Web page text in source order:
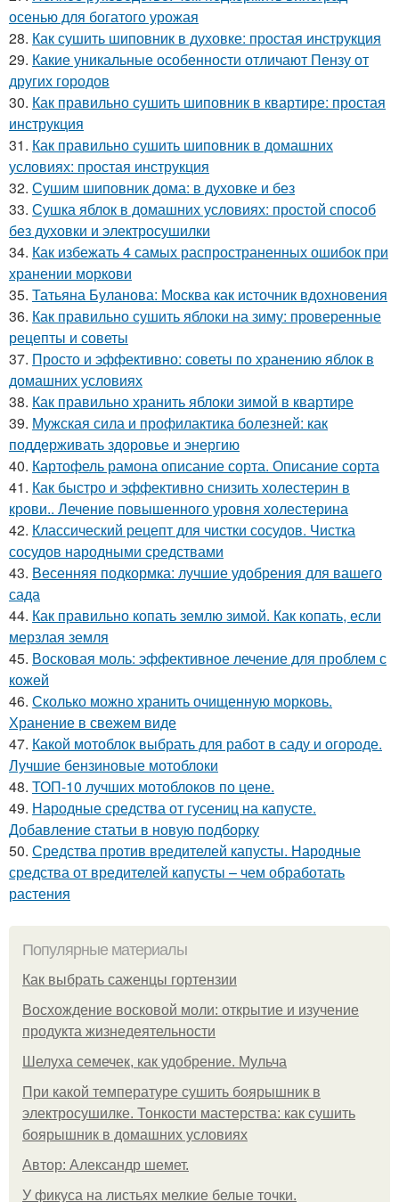
осенью для богатого урожая
28. Как сушить шиповник в духовке: простая инструкция
29. Какие уникальные особенности отличают Пензу от
других городов
30. Как правильно сушить шиповник в квартире: простая
инструкция
31. Как правильно сушить шиповник в домашних
условиях: простая инструкция
32. Сушим шиповник дома: в духовке и без
33. Сушка яблок в домашних условиях: простой способ
без духовки и электросушилки
34. Как избежать 4 самых распространенных ошибок при
хранении моркови
35. Татьяна Буланова: Москва как источник вдохновения
36. Как правильно сушить яблоки на зиму: проверенные
рецепты и советы
37. Просто и эффективно: советы по хранению яблок в
домашних условиях
38. Как правильно хранить яблоки зимой в квартире
39. Мужская сила и профилактика болезней: как
поддерживать здоровье и энергию
40. Картофель рамона описание сорта. Описание сорта
41. Как быстро и эффективно снизить холестерин в
крови.. Лечение повышенного уровня холестерина
42. Классический рецепт для чистки сосудов. Чистка
сосудов народными средствами
43. Весенняя подкормка: лучшие удобрения для вашего
сада
44. Как правильно копать землю зимой. Как копать, если
мерзлая земля
45. Восковая моль: эффективное лечение для проблем с
кожей
46. Сколько можно хранить очищенную морковь.
Хранение в свежем виде
47. Какой мотоблок выбрать для работ в саду и огороде.
Лучшие бензиновые мотоблоки
48. ТОП-10 лучших мотоблоков по цене.
49. Народные средства от гусениц на капусте.
Добавление статьи в новую подборку
50. Средства против вредителей капусты. Народные
средства от вредителей капусты – чем обработать
растения
Популярные материалы
Как выбрать саженцы гортензии
Восхождение восковой моли: открытие и изучение
продукта жизнедеятельности
Шелуха семечек, как удобрение. Мульча
При какой температуре сушить боярышник в
электросушилке. Тонкости мастерства: как сушить
боярышник в домашних условиях
Автор: Александр шемет.
У фикуса на листьях мелкие белые точки.